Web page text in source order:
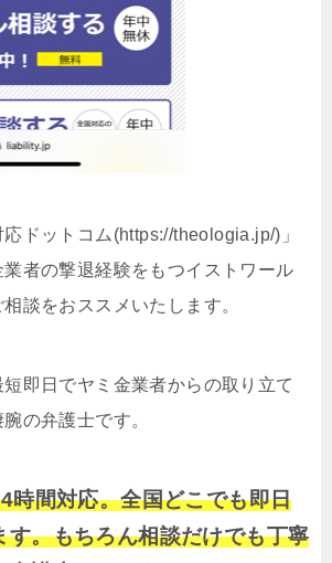
ドットコム(https://theologia.jp/)」
者の撃退経験をもつイストワール
談をおススメいたします。
即日でヤミ金業者からの取り立て
の弁護士です。
時間対応。全国どこでも即日
す。もちろん相談だけでも丁寧